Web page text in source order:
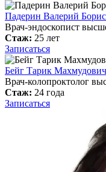
Падерин Валерий
Врач-эндоскопист
Стаж: 25 лет
Записаться
Бейг Тарик Махмудович
Врач-колопроктолог
Стаж: 24 года
Записаться